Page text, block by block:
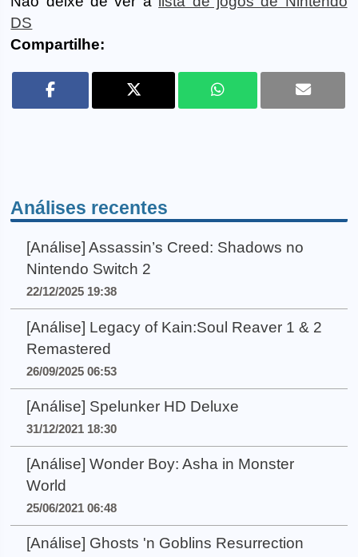
DS
Compartilhe:
Análises recentes
[Análise] Assassin’s Creed: Shadows no
Nintendo Switch 2
22/12/2025 19:38
[Análise] Legacy of Kain:Soul Reaver 1 & 2
Remastered
26/09/2025 06:53
[Análise] Spelunker HD Deluxe
31/12/2021 18:30
[Análise] Wonder Boy: Asha in Monster
World
25/06/2021 06:48
[Análise] Ghosts 'n Goblins Resurrection